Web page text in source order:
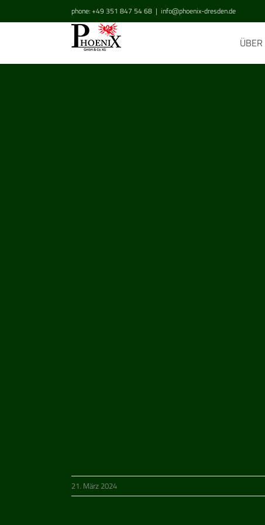
Inhalt
phone: +49 351 847 54 68 | info@phoenix-dresden.de
ÜBER
21. März 2024